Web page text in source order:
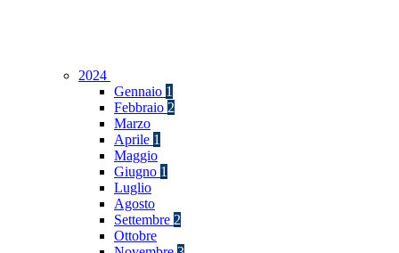
2024
Gennaio 1
Febbraio 2
Marzo
Aprile 1
Maggio
Giugno 1
Luglio
Agosto
Settembre 2
Ottobre